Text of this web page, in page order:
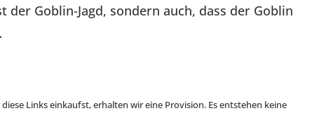
Goblin-Jagd, sondern auch, dass der Goblin
Links einkaufst, erhalten wir eine Provision. Es entstehen keine